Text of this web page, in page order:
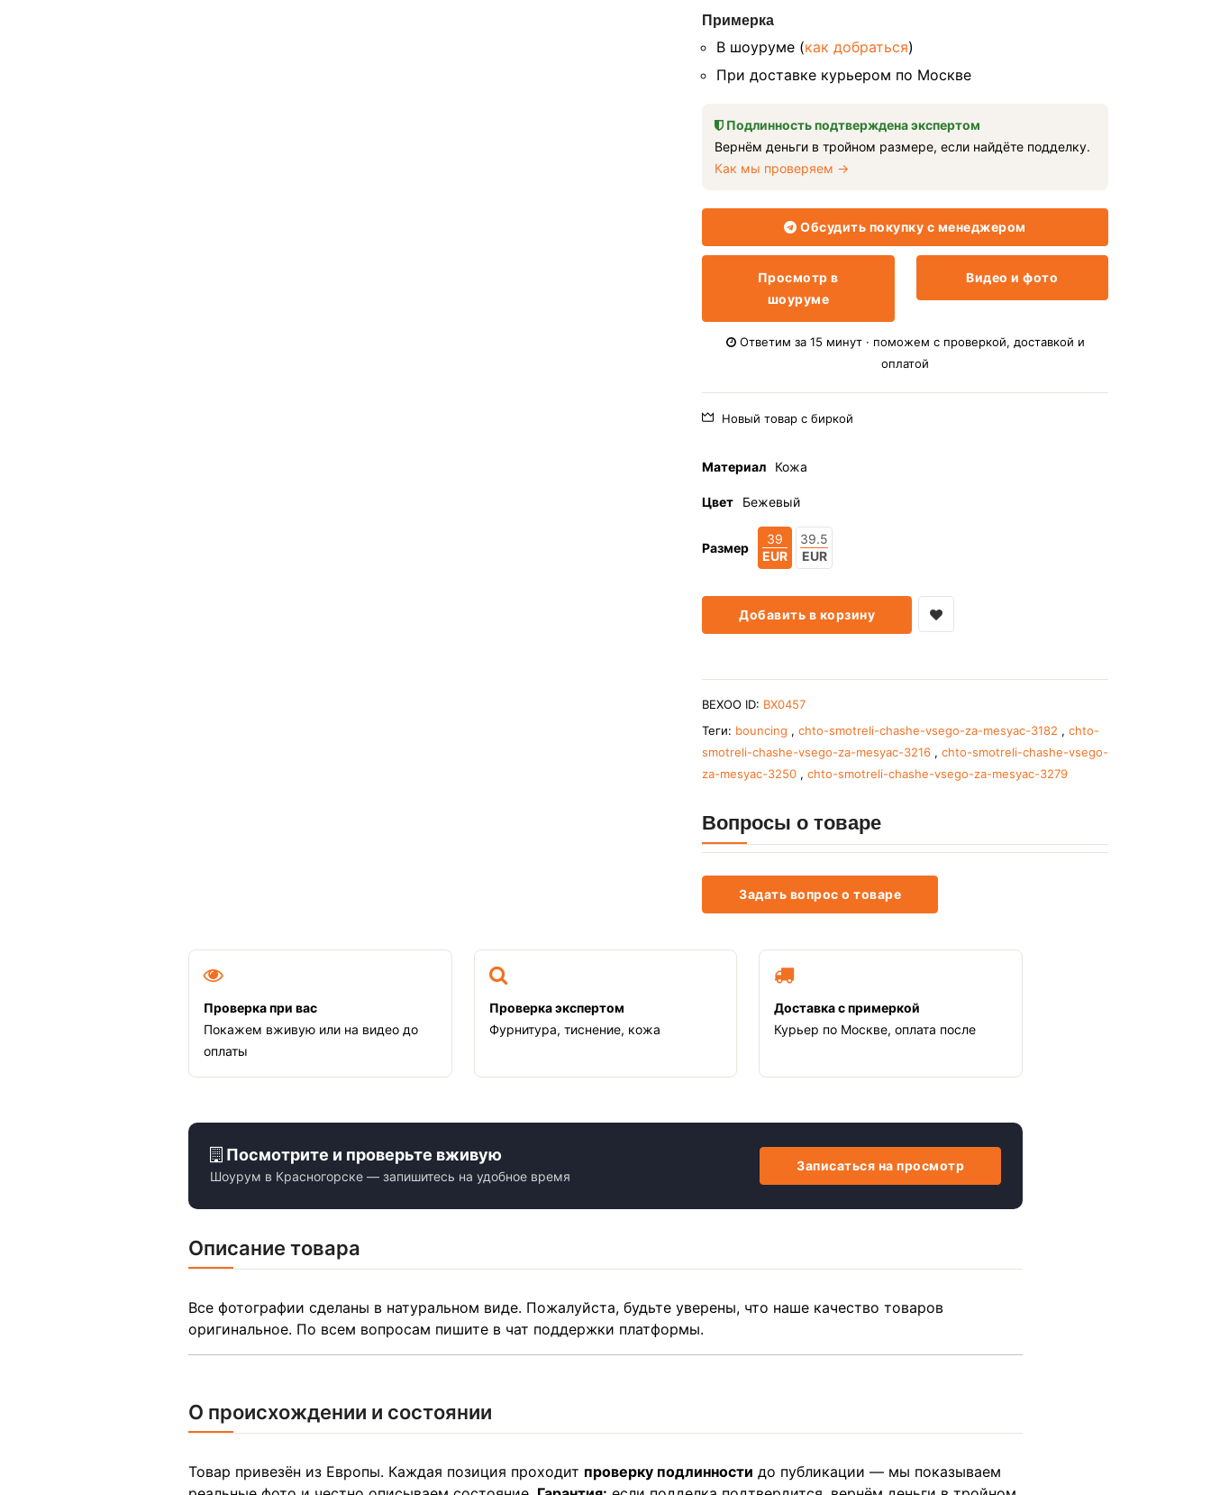
Примерка
В шоуруме (как добраться)
При доставке курьером по Москве
Подлинность подтверждена экспертом
Вернём деньги в тройном размере, если найдёте подделку.
Как мы проверяем →
Обсудить покупку с менеджером
Просмотр в
шоуруме
Видео и фото
Ответим за 15 минут · поможем с проверкой, доставкой и
оплатой
Новый товар с биркой
Материал Кожа
Цвет Бежевый
Размер
39
EUR
39.5
EUR
Добавить в корзину
BEXOO ID: BX0457
Теги: bouncing , chto-smotreli-chashe-vsego-za-mesyac-3182 , chto-
smotreli-chashe-vsego-za-mesyac-3216 , chto-smotreli-chashe-vsego-
za-mesyac-3250 , chto-smotreli-chashe-vsego-za-mesyac-3279
Вопросы о товаре
Задать вопрос о товаре
Проверка при вас
Покажем вживую или на видео до
оплаты
Проверка экспертом
Фурнитура, тиснение, кожа
Доставка с примеркой
Курьер по Москве, оплата после
Посмотрите и проверьте вживую
Шоурум в Красногорске — запишитесь на удобное время
Записаться на просмотр
Описание товара
Все фотографии сделаны в натуральном виде. Пожалуйста, будьте уверены, что наше качество товаров
оригинальное. По всем вопросам пишите в чат поддержки платформы.
О происхождении и состоянии
Товар привезён из Европы. Каждая позиция проходит проверку подлинности до публикации — мы показываем